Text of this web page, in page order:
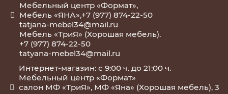
Мебельный центр «Формат»,
Мебель «ЯНА»,+7 (977) 874-22-50
tatjana-mebel34@mail.ru
Мебель «ТриЯ» (Хорошая мебель).
+7 (977) 874-22-50
tatyana-mebel34@mail.ru
Интернет-магазин: с 9:00 ч. до 21:00 ч.
Мебельный центр «Формат»
салон МФ «ТриЯ», МФ «Яна» (Хорошая мебель), 3